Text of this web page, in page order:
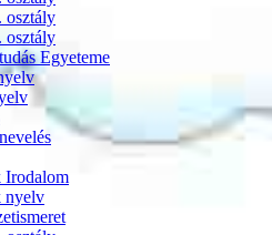
osztály
osztály
Egyeteme
Irodalom
nyelv